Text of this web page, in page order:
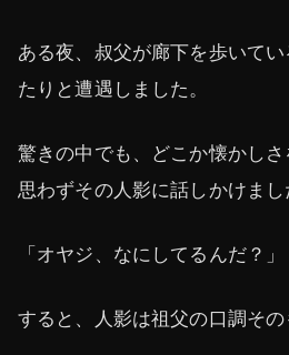
ある夜、叔父が廊下を歩いて
たりと遭遇しました。
驚きの中でも、どこか懐かしさ
思わずその人影に話しかけまし
「オヤジ、なにしてるんだ？」
すると、人影は祖父の口調その